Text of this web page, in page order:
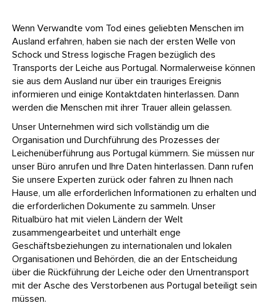
Wenn Verwandte vom Tod eines geliebten Menschen im
Ausland erfahren, haben sie nach der ersten Welle von
Schock und Stress logische Fragen bezüglich des
Transports der Leiche aus Portugal. Normalerweise können
sie aus dem Ausland nur über ein trauriges Ereignis
informieren und einige Kontaktdaten hinterlassen. Dann
werden die Menschen mit ihrer Trauer allein gelassen.
Unser Unternehmen wird sich vollständig um die
Organisation und Durchführung des Prozesses der
Leichenüberführung aus Portugal kümmern. Sie müssen nur
unser Büro anrufen und Ihre Daten hinterlassen. Dann rufen
Sie unsere Experten zurück oder fahren zu Ihnen nach
Hause, um alle erforderlichen Informationen zu erhalten und
die erforderlichen Dokumente zu sammeln. Unser
Ritualbüro hat mit vielen Ländern der Welt
zusammengearbeitet und unterhält enge
Geschäftsbeziehungen zu internationalen und lokalen
Organisationen und Behörden, die an der Entscheidung
über die Rückführung der Leiche oder den Urnentransport
mit der Asche des Verstorbenen aus Portugal beteiligt sein
müssen.